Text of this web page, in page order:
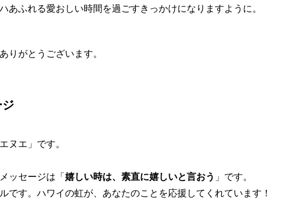
あふれる愛おしい時間を過ごすきっかけになりますように。
りがとうございます。
ジ
ヌエ」です。
ッセージは「 嬉しい時は、素直に嬉しいと言おう 」です。
です。ハワイの虹が、あなたのことを応援してくれています！